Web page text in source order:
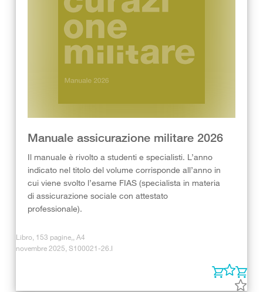
Manuale assicurazione militare 2026
Il manuale è rivolto a studenti e specialisti. L’anno
indicato nel titolo del volume corrisponde all’anno in
cui viene svolto l’esame FIAS (specialista in materia
di assicurazione sociale con attestato
professionale).
Libro, 153 pagine,, A4
novembre 2025, S100021-26.I